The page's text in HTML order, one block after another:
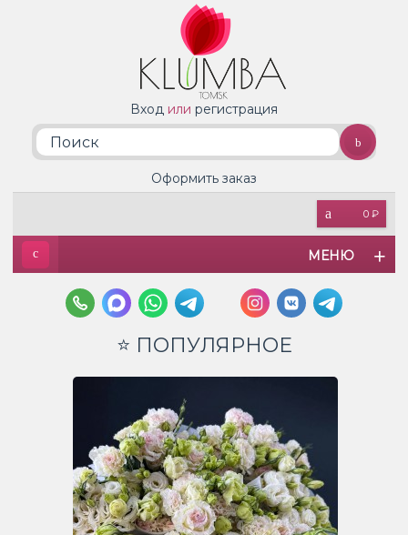
Вход или регистрация
0 ₽
Оформить заказ
МЕНЮ
⭐ ПОПУЛЯРНОЕ